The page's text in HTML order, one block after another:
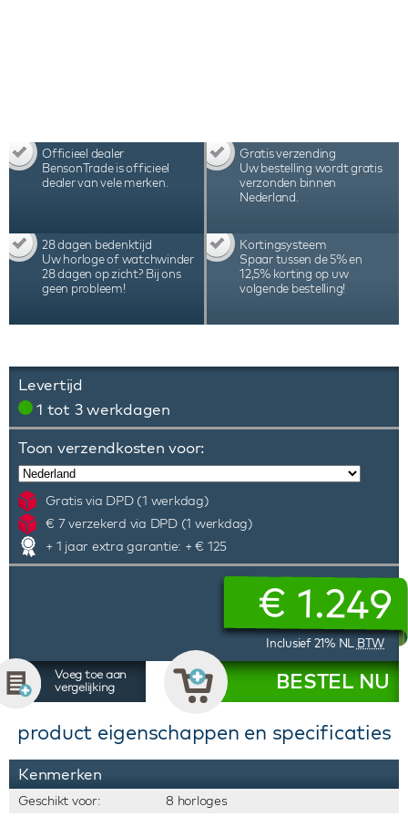
Officieel dealer
BensonTrade is officieel
dealer van vele merken.
Gratis verzending
Uw bestelling wordt gratis
verzonden binnen
Nederland.
28 dagen bedenktijd
Uw horloge of watchwinder
28 dagen op zicht? Bij ons
geen probleem!
Kortingsysteem
Spaar tussen de 5% en
12,5% korting op uw
volgende bestelling!
Levertijd
1 tot 3 werkdagen
Toon verzendkosten voor:
Gratis via DPD (1 werkdag)
€ 7 verzekerd via DPD (1 werkdag)
+ 1 jaar extra garantie: + € 125
€ 1.249
Inclusief 21% NL BTW
Voeg toe aan
vergelijking
BESTEL NU
product eigenschappen en specificaties
Kenmerken
Geschikt voor: 8 horloges